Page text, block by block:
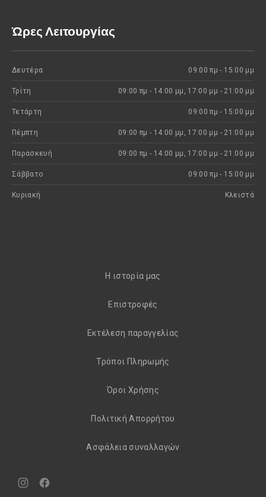
Ώρες Λειτουργίας
Δευτέρα 09:00 πμ - 15:00 μμ
Τρίτη 09:00 πμ - 14:00 μμ, 17:00 μμ - 21:00 μμ
Τετάρτη 09:00 πμ - 15:00 μμ
Πέμπτη 09:00 πμ - 14:00 μμ, 17:00 μμ - 21:00 μμ
Παρασκευή 09:00 πμ - 14:00 μμ, 17:00 μμ - 21:00 μμ
Σάββατο 09:00 πμ - 15:00 μμ
Κυριακή Kλειστά
H ιστορία μας
Eπιστροφές
Εκτέλεση παραγγελίας
Τρόποι Πληρωμής
Όροι Χρήσης
Πολιτική Απορρήτου
Aσφάλεια συναλλαγών
Νέο Νέο